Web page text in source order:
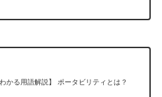
わかる用語解説】 ポータビリティとは？